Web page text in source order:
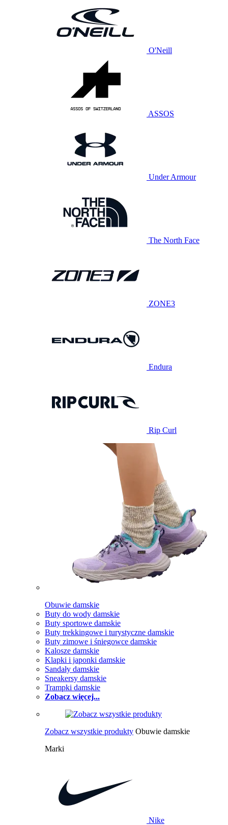
O'Neill
ASSOS
Under Armour
The North Face
ZONE3
Endura
Rip Curl
Obuwie damskie
Buty do wody damskie
Buty sportowe damskie
Buty trekkingowe i turystyczne damskie
Buty zimowe i śniegowce damskie
Kalosze damskie
Klapki i japonki damskie
Sandały damskie
Sneakersy damskie
Trampki damskie
Zobacz więcej...
Zobacz wszystkie produkty Obuwie damskie
Marki
Nike